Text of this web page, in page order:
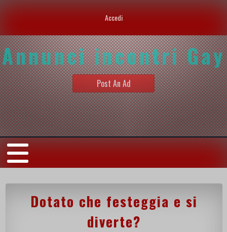
Accedi
Annunci incontri Gay
Post An Ad
Dotato che festeggia e si
diverte?